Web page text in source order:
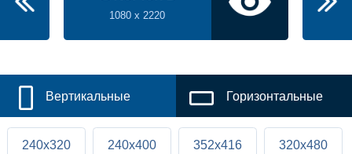
1080 x 2220
Вертикальные Горизонтальные
240x320 240x400 352x416 320x480